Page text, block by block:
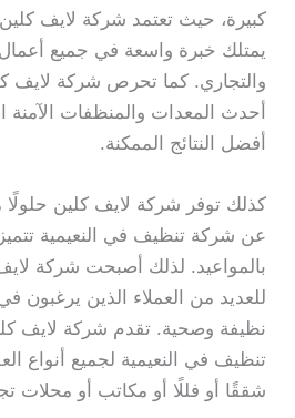
كبيرة، حيث تعتمد شركة لايف
يمتلك خبرة واسعة في جميع أعمال
والتجاري. كما تحرص شركة لايف
أحدث المعدات والمنظفات الآمنة
أفضل النتائج الممكنة.
كذلك توفر شركة لايف كلين
عن شركة تنظيف في النعيمية تتميز
بالمواعيد. لذلك أصبحت شركة لايف
للعديد من العملاء الذين يرغبون
نظيفة وصحية. تقدم شركة لايف
تنظيف في النعيمية لجميع أنواع
شققًا أو فللًا أو مكاتب أو محلات